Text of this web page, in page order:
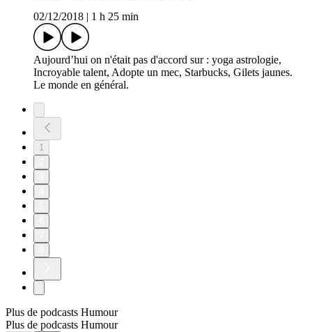
02/12/2018
1 h 25 min
Aujourd’hui on n'était pas d'accord sur : yoga astrologie,
Incroyable talent, Adopte un mec, Starbucks, Gilets jaunes.
Le monde en général.
1
Plus de podcasts Humour
Plus de podcasts Humour